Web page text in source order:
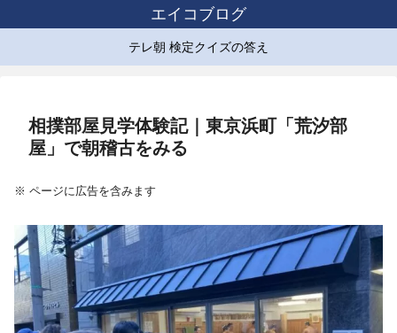
エイコブログ
テレ朝 検定クイズの答え
相撲部屋見学体験記｜東京浜町「荒汐部
屋」で朝稽古をみる
※ ページに広告を含みます